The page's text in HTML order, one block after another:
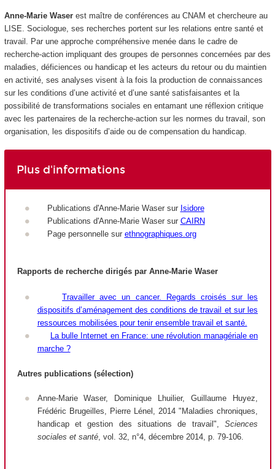
Anne-Marie Waserest maître de conférences au CNAM et chercheure au
LISE. Sociologue, ses recherches portent sur les relations entre santé et
travail. Par une approche compréhensive menée dans le cadre de
recherche-action impliquant des groupes de personnes concernées par des
maladies, déficiences ou handicap et les acteurs du retour ou du maintien
en activité, ses analyses visent à la fois la production de connaissances
sur les conditions d’une activité et d’une santé satisfaisantes et la
possibilité de transformations sociales en entamant une réflexion critique
avec les partenaires de la recherche-action sur les normes du travail, son
organisation, les dispositifs d’aide ou de compensation du handicap.
Plus d'informations
Publications d'Anne-Marie Waser sur Isidore
Publications d'Anne-Marie Waser sur CAIRN
Page personnelle sur ethnographiques.org
Rapports de recherche dirigés par Anne-Marie Waser
Travailler avec un cancer. Regards croisés sur les
dispositifs d’aménagement des conditions de travail et sur les
ressources mobilisées pour tenir ensemble travail et santé.
La bulle Internet en France: une révolution managériale en
marche ?
Autres publications (sélection)
Anne-Marie Waser, Dominique Lhuilier, Guillaume Huyez,
Frédéric Brugeilles, Pierre Lénel, 2014 "Maladies chroniques,
handicap et gestion des situations de travail", Sciences
sociales et santé, vol. 32, n°4, décembre 2014, p. 79-106.